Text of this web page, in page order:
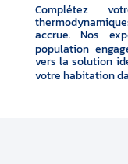
Complétez
accrue. Nos
population
vers la solution
votre habitation